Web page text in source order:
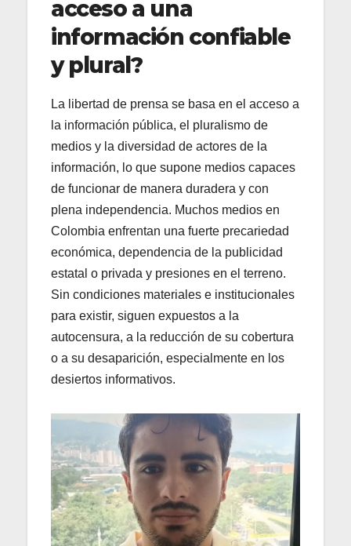
acceso a una
información confiable
y plural?
La libertad de prensa se basa en el acceso a
la información pública, el pluralismo de
medios y la diversidad de actores de la
información, lo que supone medios capaces
de funcionar de manera duradera y con
plena independencia. Muchos medios en
Colombia enfrentan una fuerte precariedad
económica, dependencia de la publicidad
estatal o privada y presiones en el terreno.
Sin condiciones materiales e institucionales
para existir, siguen expuestos a la
autocensura, a la reducción de su cobertura
o a su desaparición, especialmente en los
desiertos informativos.